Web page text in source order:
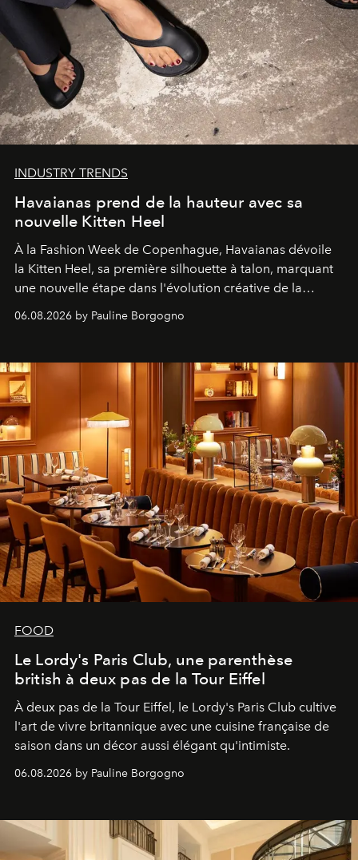
INDUSTRY TRENDS
Havaianas prend de la hauteur avec sa
nouvelle Kitten Heel
À la Fashion Week de Copenhague, Havaianas dévoile
la Kitten Heel, sa première silhouette à talon, marquant
une nouvelle étape dans l'évolution créative de la
06.08.2026 by Pauline Borgogno
FOOD
Le Lordy's Paris Club, une parenthèse
british à deux pas de la Tour Eiffel
À deux pas de la Tour Eiffel, le Lordy's Paris Club cultive
l'art de vivre britannique avec une cuisine française de
saison dans un décor aussi élégant qu'intimiste.
06.08.2026 by Pauline Borgogno